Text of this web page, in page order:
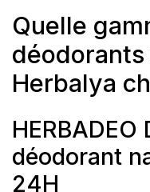
Quelle
Herbalya
HERBADEO
déodorant
24H